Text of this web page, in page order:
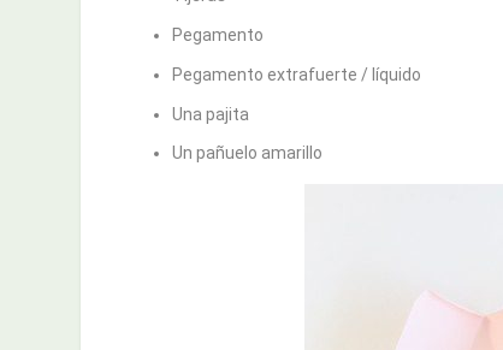
Pegamento
Pegamento extrafuerte / líquido
Una pajita
Un pañuelo amarillo